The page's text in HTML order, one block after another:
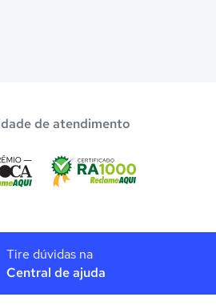
de atendimento
Tire dúvidas na
Central de ajuda